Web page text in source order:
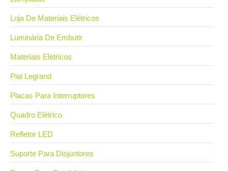
Loja De Materiais Elétricos
Luminária De Embutir
Materiais Elétricos
Pial Legrand
Placas Para Interruptores
Quadro Elétrico
Refletor LED
Suporte Para Disjuntores